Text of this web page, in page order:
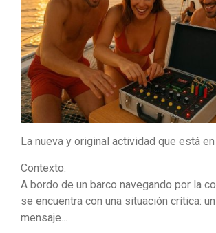
La nueva y original actividad que está
Contexto:
A bordo de un barco navegando por la
se encuentra con una situación crítica:
mensaje...